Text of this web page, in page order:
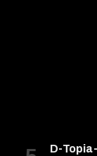
D-Topia